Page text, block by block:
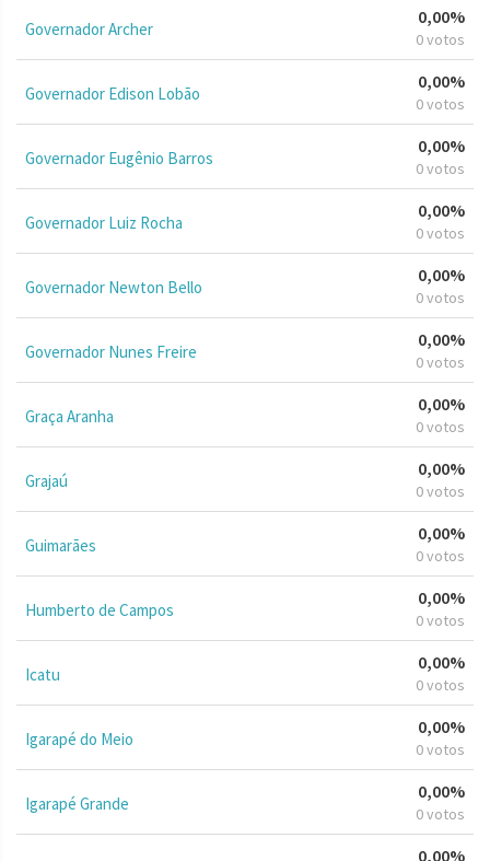
Governador Archer
0,00%
0 votos
Governador Edison Lobão
0,00%
0 votos
Governador Eugênio Barros
0,00%
0 votos
Governador Luiz Rocha
0,00%
0 votos
Governador Newton Bello
0,00%
0 votos
Governador Nunes Freire
0,00%
0 votos
Graça Aranha
0,00%
0 votos
Grajaú
0,00%
0 votos
Guimarães
0,00%
0 votos
Humberto de Campos
0,00%
0 votos
Icatu
0,00%
0 votos
Igarapé do Meio
0,00%
0 votos
Igarapé Grande
0,00%
0 votos
0,00%